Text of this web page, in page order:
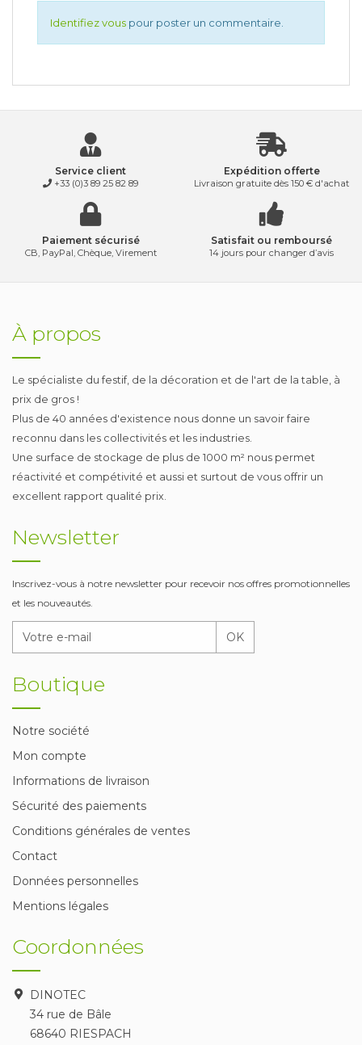
Identifiez vous pour poster un commentaire.
Service client
+33 (0)3 89 25 82 89
Expédition offerte
Livraison gratuite dès 150 € d'achat
Paiement sécurisé
CB, PayPal, Chèque, Virement
Satisfait ou remboursé
14 jours pour changer d’avis
À propos
Le spécialiste du festif, de la décoration et de l'art de la table, à
prix de gros !
Plus de 40 années d'existence nous donne un savoir faire
reconnu dans les collectivités et les industries.
Une surface de stockage de plus de 1000 m² nous permet
réactivité et compétivité et aussi et surtout de vous offrir un
excellent rapport qualité prix.
Newsletter
Inscrivez-vous à notre newsletter pour recevoir nos offres promotionnelles
et les nouveautés.
OK
Boutique
Notre société
Mon compte
Informations de livraison
Sécurité des paiements
Conditions générales de ventes
Contact
Données personnelles
Mentions légales
Coordonnées
DINOTEC
34 rue de Bâle
68640 RIESPACH